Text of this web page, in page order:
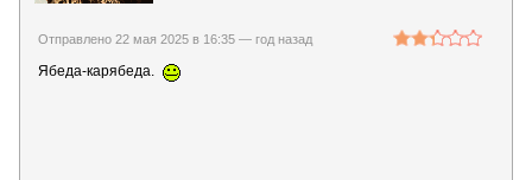
Отправлено 22 мая 2025 в 16:35 — год назад
Ябеда-карябеда.